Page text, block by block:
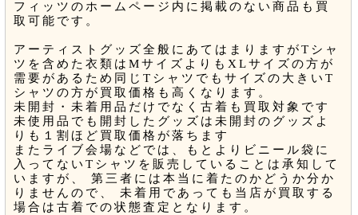
フィッツのホームページ内に掲載のない商品も買
取可能です。
アーティストグッズ全般にあてはまりますがTシャ
ツを含めた衣類はMサイズよりもXLサイズの方が
需要があるため同じTシャツでもサイズの大きいT
シャツの方が買取価格も高くなります。
未開封・未着用品だけでなく古着も買取対象です
未使用品でも開封したグッズは未開封のグッズよ
りも１割ほど買取価格が落ちます
またライブ会場などでは、もとよりビニール袋に
入ってないTシャツを販売していることは承知して
いますが、 第三者には本当に着たのかどうか分か
りませんので、 未着用であっても当店が買取する
場合は古着での状態査定となります。